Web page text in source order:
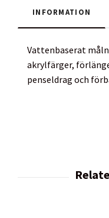
INFORMATION
Vattenbaserat
akrylfärger,
penseldrag och